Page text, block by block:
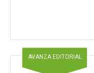
AVANZA EDITORIAL